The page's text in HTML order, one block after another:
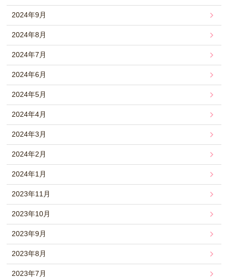
2024年9月
2024年8月
2024年7月
2024年6月
2024年5月
2024年4月
2024年3月
2024年2月
2024年1月
2023年11月
2023年10月
2023年9月
2023年8月
2023年7月